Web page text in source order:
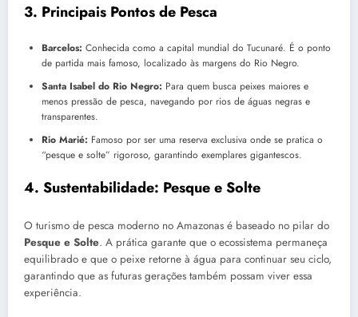
3. Principais Pontos de Pesca
Barcelos: Conhecida como a capital mundial do Tucunaré. É o ponto
de partida mais famoso, localizado às margens do Rio Negro.
Santa Isabel do Rio Negro: Para quem busca peixes maiores e
menos pressão de pesca, navegando por rios de águas negras e
transparentes.
Rio Marié: Famoso por ser uma reserva exclusiva onde se pratica o
“pesque e solte” rigoroso, garantindo exemplares gigantescos.
4. Sustentabilidade: Pesque e Solte
O turismo de pesca moderno no Amazonas é baseado no pilar do
Pesque e Solte. A prática garante que o ecossistema permaneça
equilibrado e que o peixe retorne à água para continuar seu ciclo,
garantindo que as futuras gerações também possam viver essa
experiência.